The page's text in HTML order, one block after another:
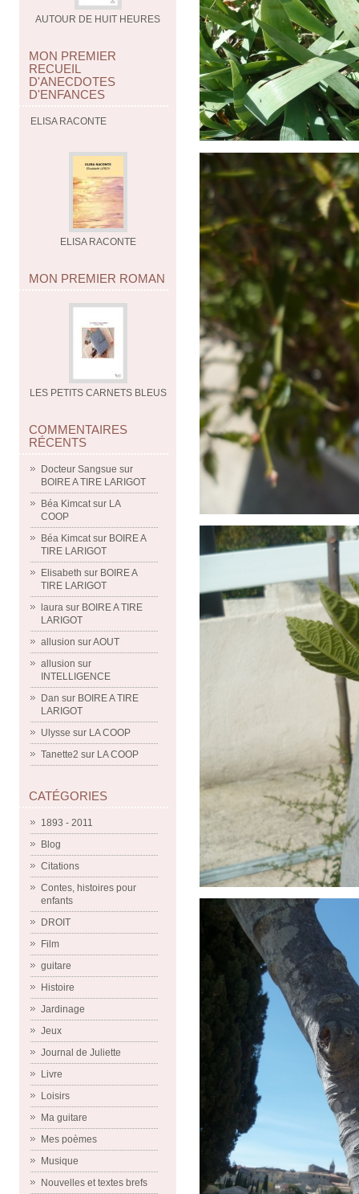
AUTOUR DE HUIT HEURES
MON PREMIER
RECUEIL
D'ANECDOTES
D'ENFANCES
ELISA RACONTE
ELISA RACONTE
MON PREMIER ROMAN
LES PETITS CARNETS BLEUS
COMMENTAIRES
RÉCENTS
Docteur Sangsue sur
BOIRE A TIRE LARIGOT
Béa Kimcatsur LA
COOP
Béa Kimcatsur BOIRE A
TIRE LARIGOT
Elisabeth sur BOIRE A
TIRE LARIGOT
laura sur BOIRE A TIRE
LARIGOT
allusion surAOUT
allusion sur
INTELLIGENCE
Dan sur BOIRE A TIRE
LARIGOT
Ulysse sur LA COOP
Tanette2 sur LA COOP
CATÉGORIES
1893 - 2011
Blog
Citations
Contes, histoires pour
enfants
DROIT
Film
guitare
Histoire
Jardinage
Jeux
Journal de Juliette
Livre
Loisirs
Ma guitare
Mes poèmes
Musique
Nouvelles et textes brefs